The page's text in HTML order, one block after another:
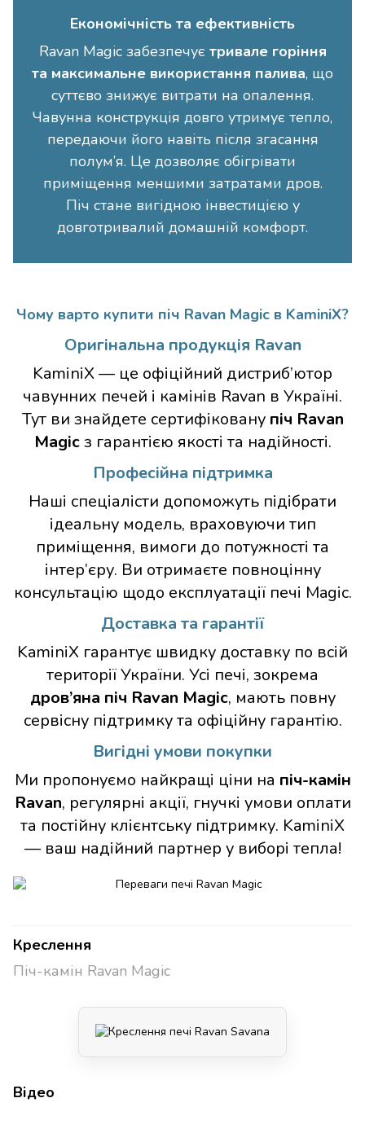
Економічність та ефективність
Ravan Magic забезпечує тривале горіння
та максимальне використання палива, що
суттєво знижує витрати на опалення.
Чавунна конструкція довго утримує тепло,
передаючи його навіть після згасання
полум’я. Це дозволяє обігрівати
приміщення меншими затратами дров.
Піч стане вигідною інвестицією у
довготривалий домашній комфорт.
Чому варто купити піч Ravan Magic в KaminiX?
Оригінальна продукція Ravan
KaminiX — це офіційний дистриб’ютор
чавунних печей і камінів Ravan в Україні.
Тут ви знайдете сертифіковану піч Ravan
Magicз гарантією якості та надійності.
Професійна підтримка
Наші спеціалісти допоможуть підібрати
ідеальну модель, враховуючи тип
приміщення, вимоги до потужності та
інтер’єру. Ви отримаєте повноцінну
консультацію щодо експлуатації печі Magic.
Доставка та гарантії
KaminiX гарантує швидку доставку по всій
території України. Усі печі, зокрема
дров’яна піч Ravan Magic, мають повну
сервісну підтримку та офіційну гарантію.
Вигідні умови покупки
Ми пропонуємо найкращі ціни на піч-камін
Ravan, регулярні акції, гнучкі умови оплати
та постійну клієнтську підтримку. KaminiX
— ваш надійний партнер у виборі тепла!
Креслення
Піч-камін Ravan Magic
Відео